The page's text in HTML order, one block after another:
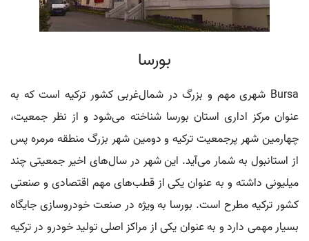
بورسا
Bursa شهری مهم و بزرگ در شمال‌غربی کشور ترکیه است که به
عنوان مرکز اداری استان بورسا شناخته می‌شود و از نظر جمعیت،
چهارمین شهر پرجمعیت ترکیه و دومین شهر بزرگ منطقه مرمره پس
از استانبول به شمار می‌آید. این شهر در سال‌های اخیر جمعیتی چند
میلیونی داشته و به عنوان یکی از قطب‌های مهم اقتصادی و صنعتی
کشور ترکیه مطرح است. بورسا به ویژه در صنعت خودروسازی جایگاه
بسیار مهمی دارد و به عنوان یکی از مراکز اصلی تولید خودرو در ترکیه